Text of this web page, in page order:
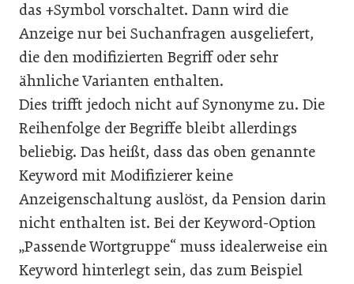
das +Symbol vorschaltet. Dann wird die
Anzeige nur bei Suchanfragen ausgeliefert,
die den modifizierten Begriff oder sehr
ähnliche Varianten enthalten.
Dies trifft jedoch nicht auf Synonyme zu. Die
Reihenfolge der Begriffe bleibt allerdings
beliebig. Das heißt, dass das oben genannte
Keyword mit Modifizierer keine
Anzeigenschaltung auslöst, da Pension darin
nicht enthalten ist. Bei der Keyword-Option
„Passende Wortgruppe“ muss idealerweise ein
Keyword hinterlegt sein, das zum Beispiel